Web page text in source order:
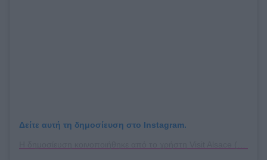
Δείτε αυτή τη δημοσίευση στο Instagram.